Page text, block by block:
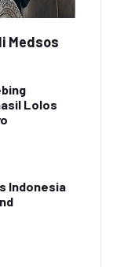
Medsos
Lolos
Indonesia